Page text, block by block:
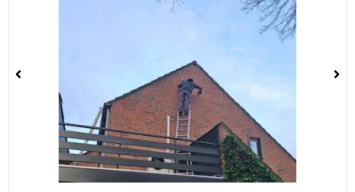
“Contact met Mega Iso verliep uitstekend. Van offerte opstellen tot en met de uitvoering van
Frans. G
wij al onze muren laten isoleren (100m2) zeer
tevreden met de uitvoering door 3 zeer
sympathieke medewerkers”
Herman. K